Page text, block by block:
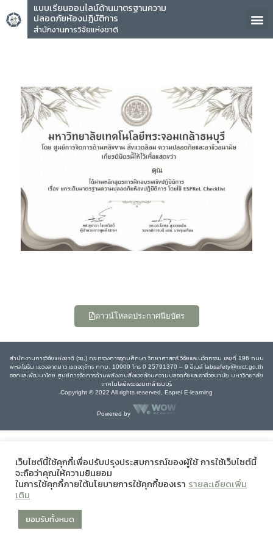
แบบเรียนออนไลน์ด้านมาตรฐานความ
ปลอดภัยห้องปฏิบัติการ
สำนักงานการวิจัยแห่งชาติ
คุณ
ดาวน์โหลดประกาศนียบัตร
สำนักงานการวิจัยแห่งชาติ (วช.) กระทรวงการอุดมศึกษา วิทยาศาสตร์ วิจัยและนวัตกรรม เลขที่ 196 ถนน
พหลโยธิน แขวงลาดยาว เขตจตุจักร กทม. 10900 โทร 0 25791370 – 9 อีเมล์ labsafety@nrct.go.th
ออกและพัฒนาโดย ศูนย์การจัดการด้านพลังงานสิ่งแวดล้อมความปลอดภัยและอาชีวอนามัย มหาวิทยาลัย
เทคโนโลยีพระจอมเกล้าธนบุรี
Copyright © 2022 All rights reserved, Esprel E-learning
Powered by
เว็บไซต์นี้ใช้คุกกี้เพื่อปรับปรุงประสบการณ์ของผู้ใช้ การใช้เว็บไซต์นี้
จะถือว่าคุณให้ความยินยอม
ในการใช้คุกกี้ภายใต้นโยบายการใช้คุกกี้ของเรา รายละเอียดเพิ่ม
เติม
ยอมรับทั้งหมด